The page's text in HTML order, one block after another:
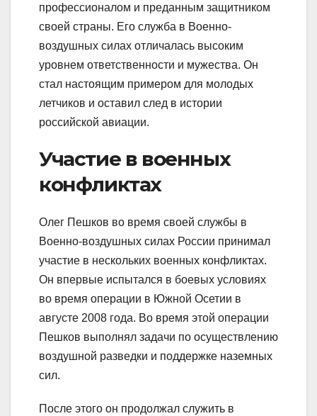
профессионалом и преданным защитником
своей страны. Его служба в Военно-
воздушных силах отличалась высоким
уровнем ответственности и мужества. Он
стал настоящим примером для молодых
летчиков и оставил след в истории
российской авиации.
Участие в военных
конфликтах
Олег Пешков во время своей службы в
Военно-воздушных силах России принимал
участие в нескольких военных конфликтах.
Он впервые испытался в боевых условиях
во время операции в Южной Осетии в
августе 2008 года. Во время этой операции
Пешков выполнял задачи по осуществлению
воздушной разведки и поддержке наземных
сил.
После этого он продолжал служить в